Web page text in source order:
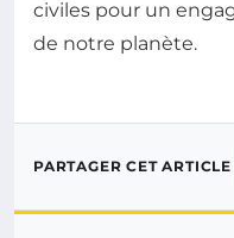
civiles pour un
de notre planète.
PARTAGER CET ARTICLE